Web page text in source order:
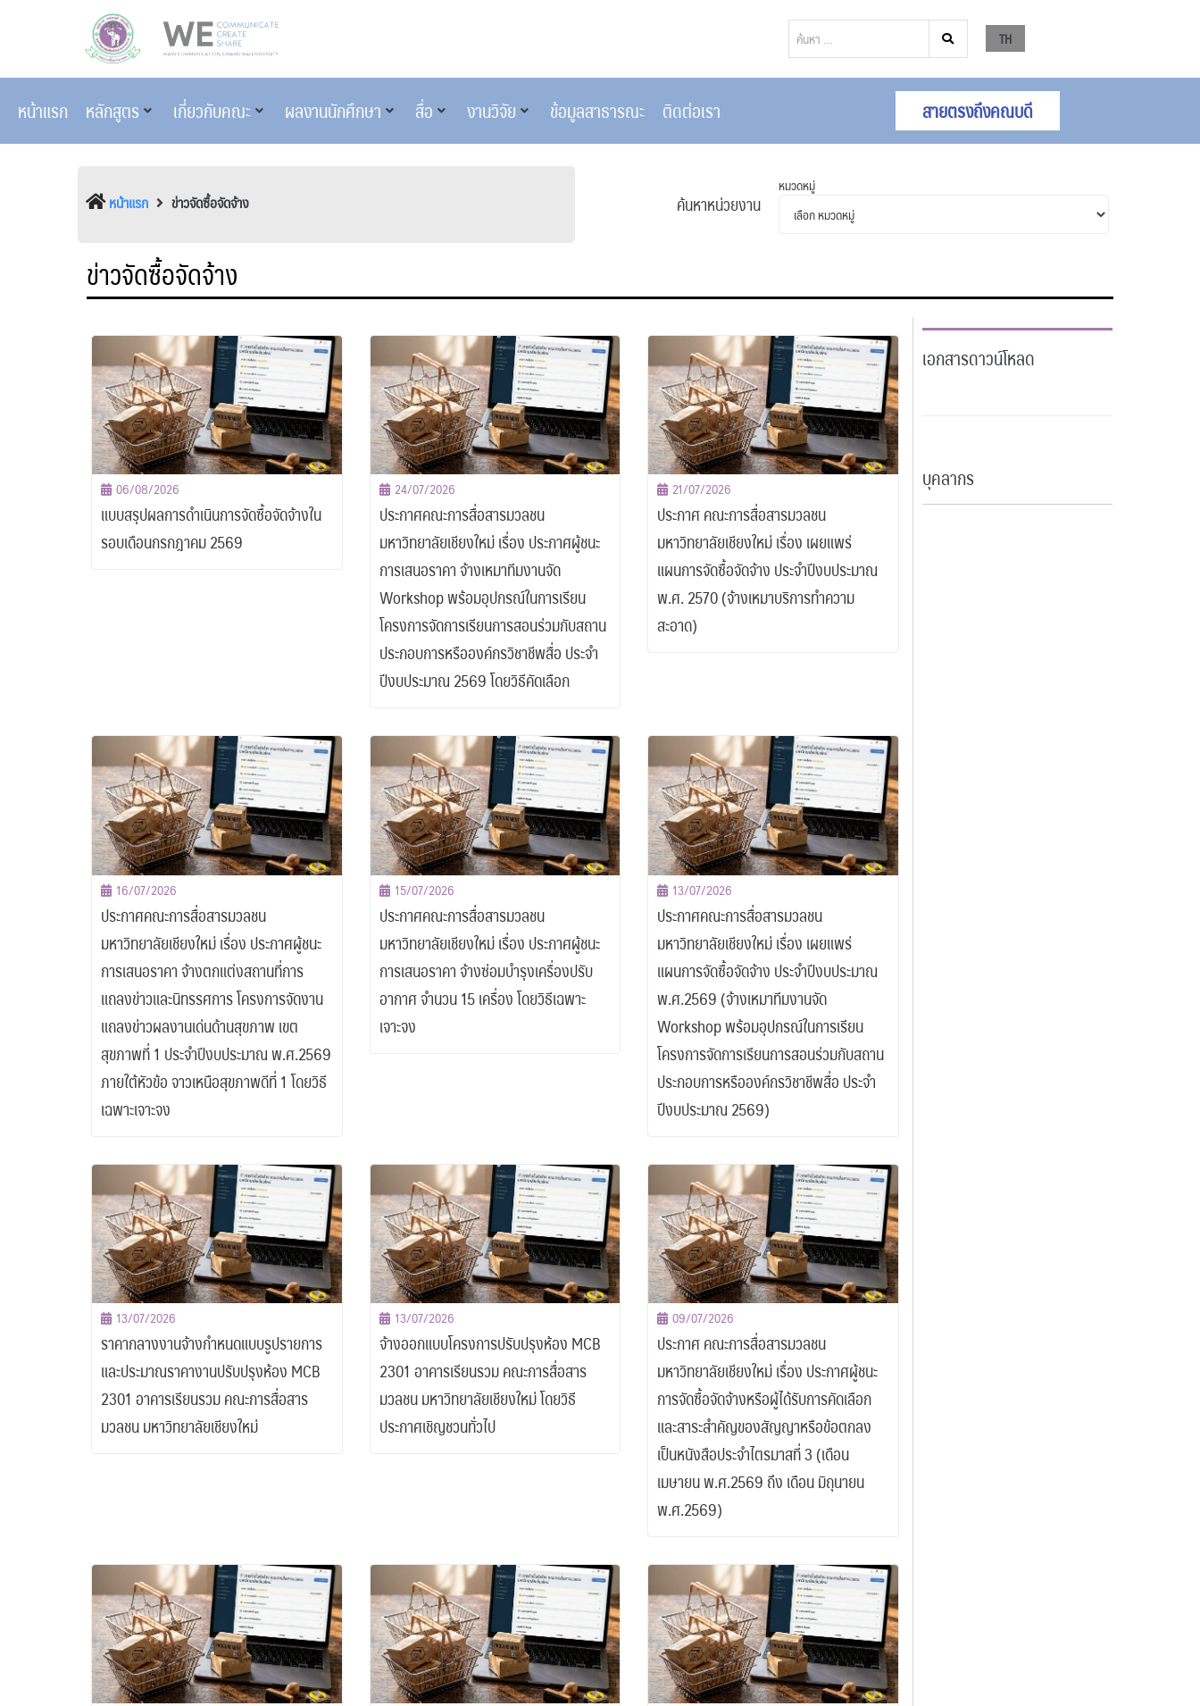
TH
หน้าแรก หลักสูตร เกี่ยวกับคณะ ผลงานนักศึกษา สื่อ งานวิจัย ข้อมูลสาธารณะ ติดต่อเรา สายตรงถึงคณบดี
หน้าแรก ข่าวจัดซื้อจัดจ้าง ค้นหาหน่วยงาน
หมวดหมู่
ข่าวจัดซื้อจัดจ้าง
06/08/2026
แบบสรุปผลการดำเนินการจัดซื้อจัดจ้างใน
รอบเดือนกรกฎาคม 2569
24/07/2026
ประกาศคณะการสื่อสารมวลชน
มหาวิทยาลัยเชียงใหม่ เรื่อง ประกาศผู้ชนะ
การเสนอราคา จ้างเหมาทีมงานจัด
Workshop พร้อมอุปกรณ์ในการเรียน
โครงการจัดการเรียนการสอนร่วมกับสถาน
ประกอบการหรือองค์กรวิชาชีพสื่อ ประจำ
ปีงบประมาณ 2569 โดยวิธีคัดเลือก
21/07/2026
ประกาศ คณะการสื่อสารมวลชน
มหาวิทยาลัยเชียงใหม่ เรื่อง เผยแพร่
แผนการจัดซื้อจัดจ้าง ประจำปีงบประมาณ
พ.ศ. 2570 (จ้างเหมาบริการทำความ
สะอาด)
16/07/2026
ประกาศคณะการสื่อสารมวลชน
มหาวิทยาลัยเชียงใหม่ เรื่อง ประกาศผู้ชนะ
การเสนอราคา จ้างตกแต่งสถานที่การ
แถลงข่าวและนิทรรศการ โครงการจัดงาน
แถลงข่าวผลงานเด่นด้านสุขภาพ เขต
สุขภาพที่ 1 ประจำปีงบประมาณ พ.ศ.2569
ภายใต้หัวข้อ จาวเหนือสุขภาพดีที่ 1 โดยวิธี
เฉพาะเจาะจง
15/07/2026
ประกาศคณะการสื่อสารมวลชน
มหาวิทยาลัยเชียงใหม่ เรื่อง ประกาศผู้ชนะ
การเสนอราคา จ้างซ่อมบำรุงเครื่องปรับ
อากาศ จำนวน 15 เครื่อง โดยวิธีเฉพาะ
เจาะจง
13/07/2026
ประกาศคณะการสื่อสารมวลชน
มหาวิทยาลัยเชียงใหม่ เรื่อง เผยแพร่
แผนการจัดซื้อจัดจ้าง ประจำปีงบประมาณ
พ.ศ.2569 (จ้างเหมาทีมงานจัด
Workshop พร้อมอุปกรณ์ในการเรียน
โครงการจัดการเรียนการสอนร่วมกับสถาน
ประกอบการหรือองค์กรวิชาชีพสื่อ ประจำ
ปีงบประมาณ 2569)
13/07/2026
ราคากลางงานจ้างกำหนดแบบรูปรายการ
และประมาณราคางานปรับปรุงห้อง MCB
2301 อาคารเรียนรวม คณะการสื่อสาร
มวลชน มหาวิทยาลัยเชียงใหม่
13/07/2026
จ้างออกแบบโครงการปรับปรุงห้อง MCB
2301 อาคารเรียนรวม คณะการสื่อสาร
มวลชน มหาวิทยาลัยเชียงใหม่ โดยวิธี
ประกาศเชิญชวนทั่วไป
09/07/2026
ประกาศ คณะการสื่อสารมวลชน
มหาวิทยาลัยเชียงใหม่ เรื่อง ประกาศผู้ชนะ
การจัดซื้อจัดจ้างหรือผู้ได้รับการคัดเลือก
และสาระสำคัญของสัญญาหรือข้อตกลง
เป็นหนังสือประจำไตรมาสที่ 3 (เดือน
เมษายน พ.ศ.2569 ถึง เดือน มิถุนายน
พ.ศ.2569)
เอกสารดาวน์โหลด
บุคลากร